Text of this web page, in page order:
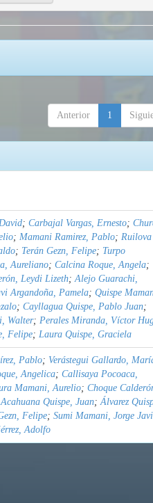
Anterior 1
; Carbajal Vargas, Ernesto;
; Mamani Ramirez, Pablo; Ruilova
; Terán Gezn, Felipe; Turpo
Aureliano; Calcina Roque, Angela;
Leydi Lizeth;Alejo Guarachi,
Argandoña, Pamela; Quispe
; Cayllagua Quispe, Pablo Juan;
Walter; Perales Miranda, Víctor
Felipe; Laura Quispe, Graciela
Pablo; Verástegui Gallardo,
Angelica; Callisaya Pocoaca,
Mamani, Aurelio; Choque
Acahuana Quispe, Juan;Álvarez
Felipe; Sumi Mamani, Jorge
Adolfo